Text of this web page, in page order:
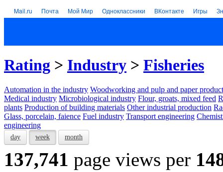
Mail.ru Почта Мой Мир Одноклассники ВКонтакте Игры
Rating > Industry > Fisheries
Automation in the industry Woodworking and pulp and paper
Medical industry Microbiological industry Flour, groats, mixed feed
plants Production of building materials Other industrial production
Glass, porcelain, faience Fuel industry Transport engineering
engineering
day week month
137,741 page views per